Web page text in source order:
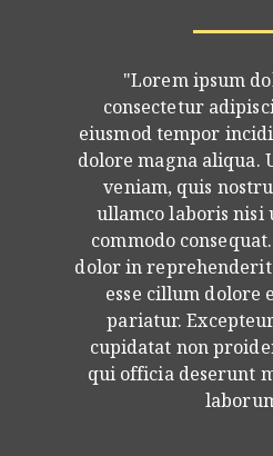
"Lorem ipsum
consectetur
eiusmod tempor
dolore magna aliqua.
veniam, quis
ullamco laboris nisi
commodo
dolor in
esse cillum dolore
pariatur.
cupidatat non
qui officia deserunt